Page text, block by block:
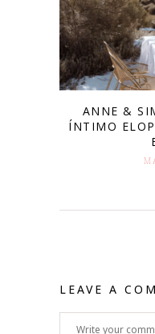
ANNE &
ÍNTIMO
LEAVE A